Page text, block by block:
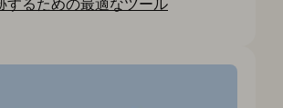
するための最適なツール